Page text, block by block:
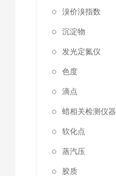
溴价溴指数
沉淀物
发光定氮仪
色度
滴点
蜡相关检测仪器
软化点
蒸汽压
胶质